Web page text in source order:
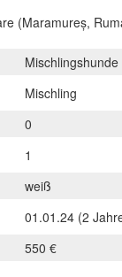
(Maramureș,
Mischlingshunde
Mischling
0
1
weiß
01.01.24 (2
550 €